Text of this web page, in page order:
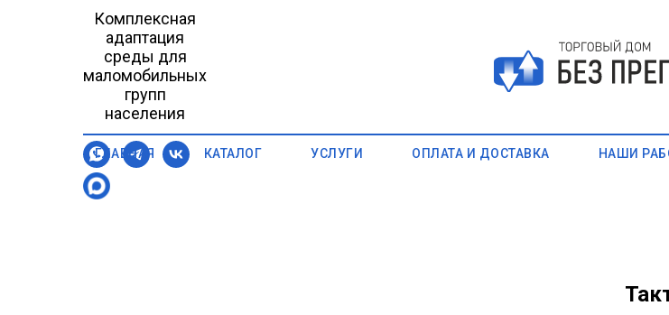
Комплексная
адаптация
среды для
маломобильных
групп
населения
ГЛАВНАЯ КАТАЛОГ УСЛУГИ ОПЛАТА И ДОСТАВКА НАШИ